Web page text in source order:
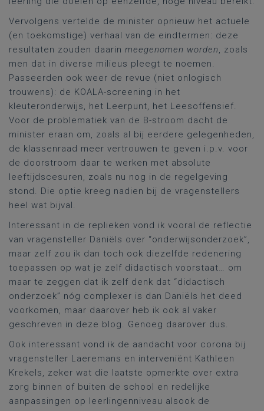
Vervolgens vertelde de minister opnieuw het actuele
(en toekomstige) verhaal van de eindtermen: deze
resultaten zouden daarin meegenomen worden, zoals
men dat in diverse milieus pleegt te noemen.
Passeerden ook weer de revue (niet onlogisch
trouwens): de KOALA-screening in het
kleuteronderwijs, het Leerpunt, het Leesoffensief.
Voor de problematiek van de B-stroom dacht de
minister eraan om, zoals al bij eerdere gelegenheden,
de klassenraad meer vertrouwen te geven i.p.v. voor
de doorstroom daar te werken met absolute
leeftijdscesuren, zoals nu nog in de regelgeving
stond. Die optie kreeg nadien bij de vragenstellers
heel wat bijval.
Interessant in de replieken vond ik vooral de reflectie
van vragensteller Daniëls over “onderwijsonderzoek”,
maar zelf zou ik dan toch ook diezelfde redenering
toepassen op wat je zelf didactisch voorstaat… om
maar te zeggen dat ik zelf denk dat “didactisch
onderzoek” nóg complexer is dan Daniëls het deed
voorkomen, maar daarover heb ik ook al vaker
geschreven in deze blog. Genoeg daarover dus.
Ook interessant vond ik de aandacht voor corona bij
vragensteller Laeremans en interveniënt Kathleen
Krekels, zeker wat die laatste opmerkte over extra
zorg binnen of buiten de school en redelijke
aanpassingen op leerlingenniveau alsook de